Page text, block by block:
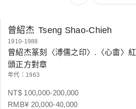
曾紹杰 Tseng Shao-Chieh
1910-1988
曾紹杰篆刻〈溥儒之印〉.〈心畬〉
頭正方對章
年代：1963
NT$ 100,000-200,000
RMB¥ 20,000-40,000